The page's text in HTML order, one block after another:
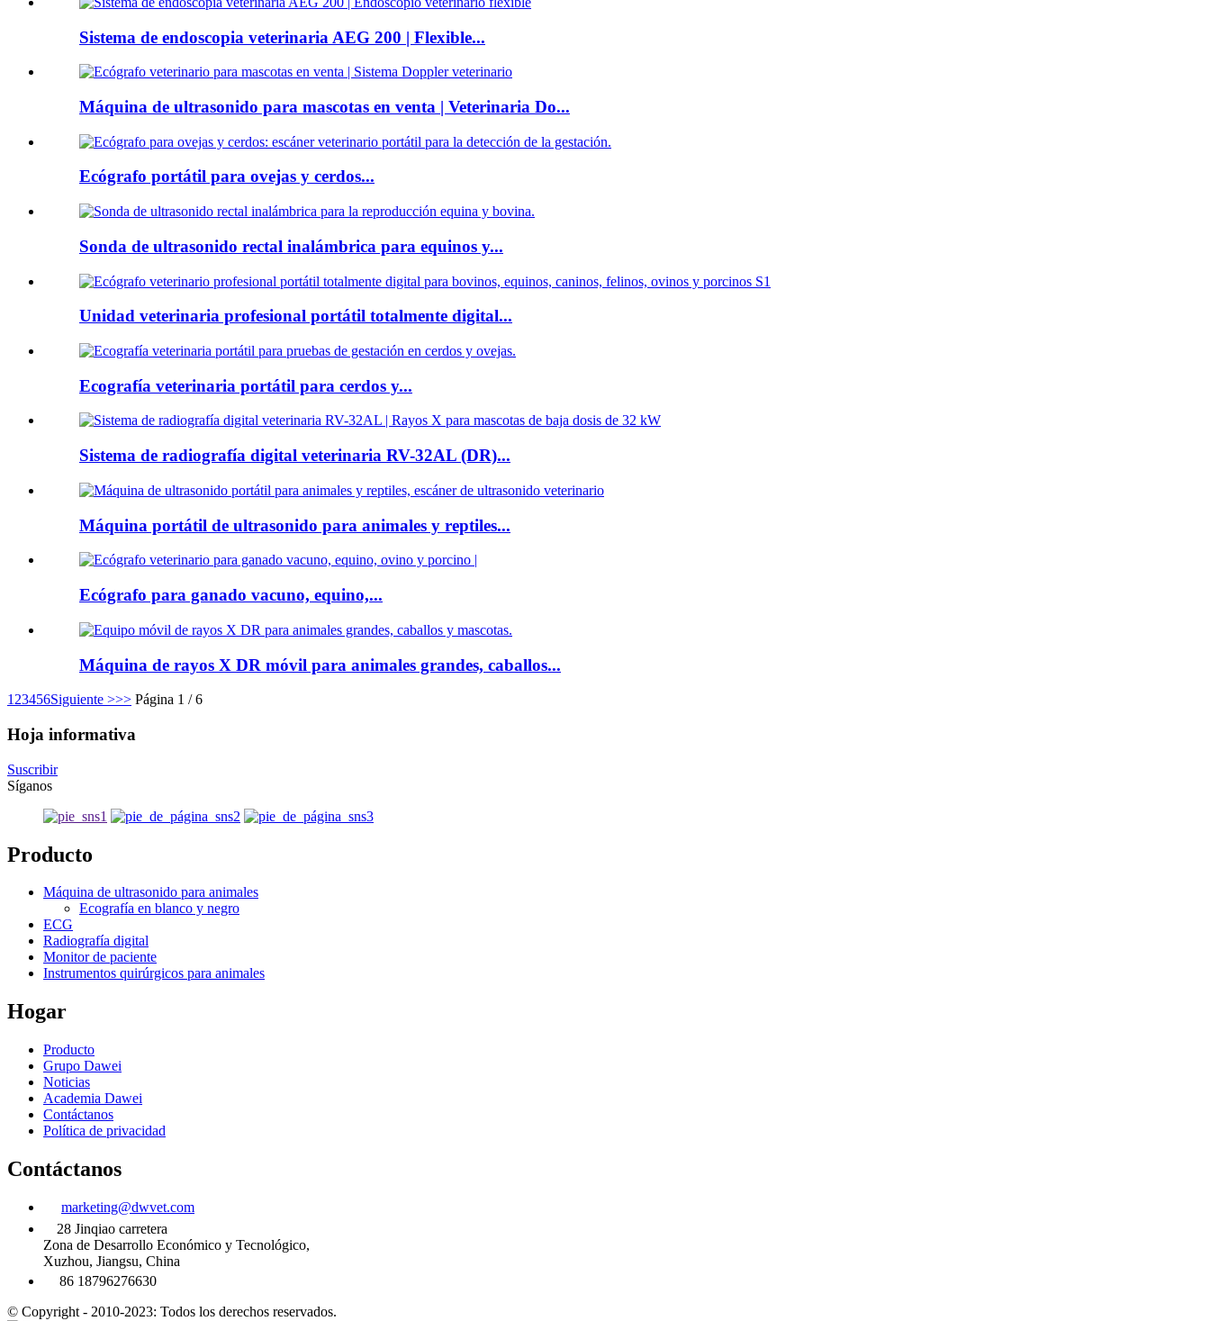
Sistema de endoscopia veterinaria AEG 200 | Flexible...
Máquina de ultrasonido para mascotas en venta | Veterinaria Do...
Ecógrafo portátil para ovejas y cerdos...
Sonda de ultrasonido rectal inalámbrica para equinos y...
Unidad veterinaria profesional portátil totalmente digital...
Ecografía veterinaria portátil para cerdos y...
Sistema de radiografía digital veterinaria RV-32AL (DR)...
Máquina portátil de ultrasonido para animales y reptiles...
Ecógrafo para ganado vacuno, equino,...
Máquina de rayos X DR móvil para animales grandes, caballos...
1 23456Siguiente >>> Página 1 / 6
Hoja informativa
Suscribir
Síganos
Producto
Máquina de ultrasonido para animales
Ecografía en blanco y negro
ECG
Radiografía digital
Monitor de paciente
Instrumentos quirúrgicos para animales
Hogar
Producto
Grupo Dawei
Noticias
Academia Dawei
Contáctanos
Política de privacidad
Contáctanos
marketing@dwvet.com
28 Jinqiao carretera
Zona de Desarrollo Económico y Tecnológico,
Xuzhou, Jiangsu, China
86 18796276630
© Copyright - 2010-2023: Todos los derechos reservados.